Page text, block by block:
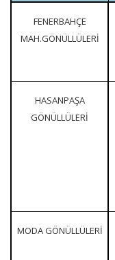
FENERBAHÇE
MAH.GÖNÜLLÜLERİ
HASANPAŞA
GÖNÜLLÜLERİ
MODA GÖNÜLLÜLERİ